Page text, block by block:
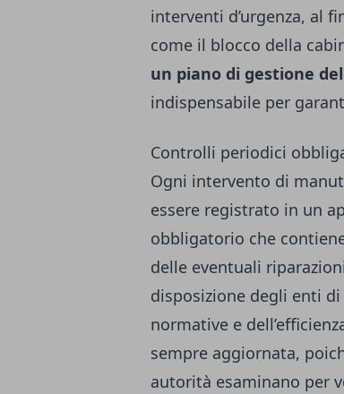
interventi d’urgenza, al
come il blocco della
un piano di gestione
indispensabile per
Controlli periodici
Ogni intervento di
essere registrato in un
obbligatorio che
delle eventuali
disposizione degli enti
normative e
sempre aggiornata,
autorità esaminano per